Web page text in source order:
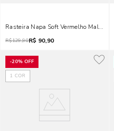
Rasteira Napa Soft Vermelho Malbec
R$129,90R$ 90,90
-20% OFF
1 COR